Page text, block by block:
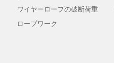
ワイヤーロープの破断荷重
ロープワーク